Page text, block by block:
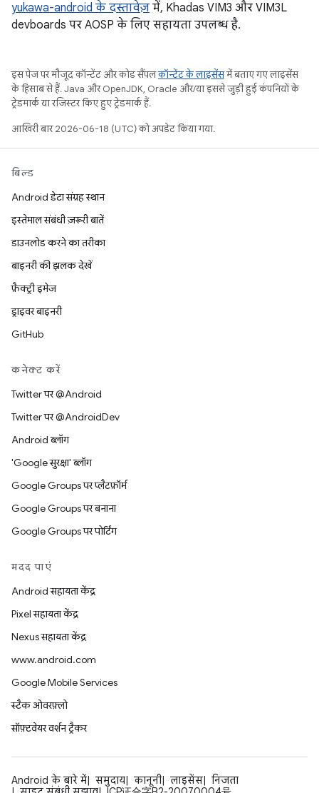
yukawa-android के दस्तावेज़ में, Khadas VIM3 और VIM3L
devboards पर AOSP के लिए सहायता उपलब्ध है.
इस पेज पर मौजूद कॉन्टेंट और कोड सैंपलकॉन्टेंट के लाइसेंसमें बताए गए लाइसेंस
के हिसाब से हैं. Java और OpenJDK, Oracle और/या इससे जुड़ी हुई कंपनियों के
ट्रेडमार्क या रजिस्टर किए हुए ट्रेडमार्क हैं.
आखिरी बार 2026-06-18 (UTC) को अपडेट किया गया.
बिल्ड
Android डेटा संग्रह स्थान
इस्तेमाल संबंधी ज़रूरी बातें
डाउनलोड करने का तरीका
बाइनरी की झलक देखें
फ़ैक्ट्री इमेज
ड्राइवर बाइनरी
GitHub
कनेक्ट करें
Twitter पर @Android
Twitter पर @AndroidDev
Android ब्लॉग
'Google सुरक्षा' ब्लॉग
Google Groups पर प्लैटफ़ॉर्म
Google Groups पर बनाना
Google Groups पर पोर्टिंग
मदद पाएं
Android सहायता केंद्र
Pixel सहायता केंद्र
Nexus सहायता केंद्र
www.android.com
Google Mobile Services
स्टैक ओवरफ़्लो
सॉफ़्टवेयर वर्शन ट्रैकर
Android के बारे में समुदाय कानूनी लाइसेंस
निजता